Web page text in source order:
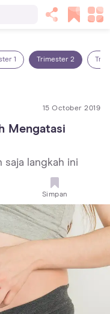
1 Trimester 2
15 October 2019
Mengatasi
saja langkah ini
Simpan